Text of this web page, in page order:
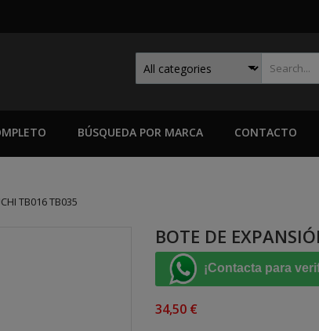
BÚSQUEDA POR MARCA CONTACTO
TB016 TB035
BOTE DE
¡Contacta para
34,50 €